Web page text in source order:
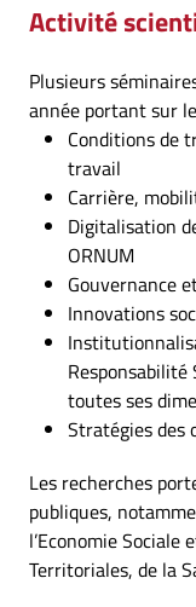
Activité
Plusieurs
année portant sur
Conditions de
travail
Carrière,
Digitalisation
ORNUM
Gouvernance
Innovations
Responsabilité
toutes ses
Stratégies des
Les recherches
publiques,
l’Economie Sociale
Territoriales, de la